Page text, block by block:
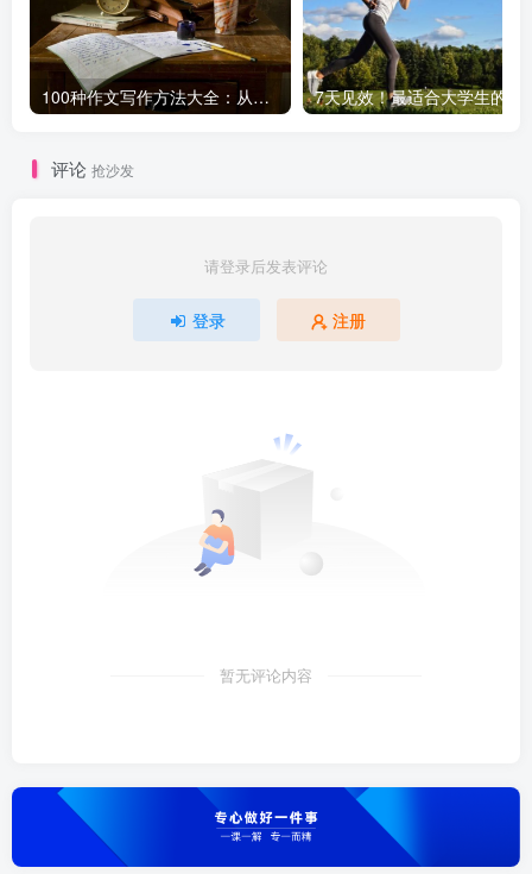
100种作文写作方法大全：从基础到高级，轻松提升写作水平！
评论 抢沙发
请登录后发表评论
登录 注册
暂无评论内容